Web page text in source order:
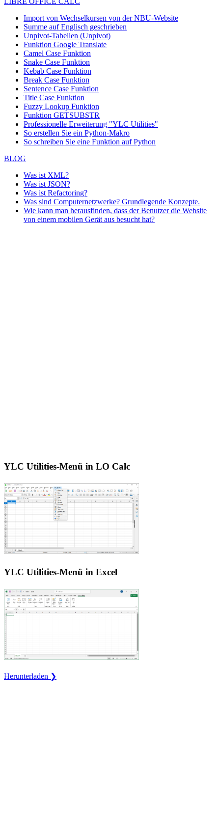
Import von Wechselkursen von der NBU-Website
Summe auf Englisch geschrieben
Unpivot-Tabellen (Unpivot)
Funktion Google Translate
Camel Case Funktion
Snake Case Funktion
Kebab Case Funktion
Break Case Funktion
Sentence Case Funktion
Title Case Funktion
Fuzzy Lookup Funktion
Funktion GETSUBSTR
Professionelle Erweiterung "YLC Utilities"
So erstellen Sie ein Python-Makro
So schreiben Sie eine Funktion auf Python
BLOG
Was ist XML?
Was ist JSON?
Was ist Refactoring?
Was sind Computernetzwerke? Grundlegende Konzepte.
Wie kann man herausfinden, dass der Benutzer die Website
von einem mobilen Gerät aus besucht hat?
YLC Utilities-Menü in LO Calc
YLC Utilities-Menü in Excel
Herunterladen ❯